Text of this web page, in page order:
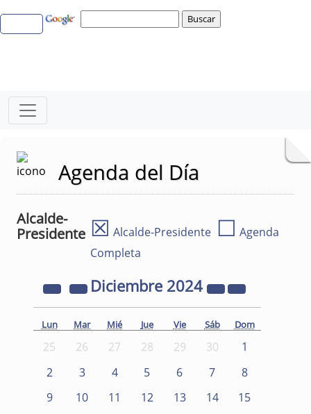
Agenda del Día
Alcalde-
Presidente ☒ Alcalde-Presidente ☐ Agenda
Completa
Diciembre 2024
Lun Mar Mié Jue Vie Sáb Dom
25 26 27 28 29 30
1
2
3 4 5 6 7
8
9
10 11 12 13 14
15